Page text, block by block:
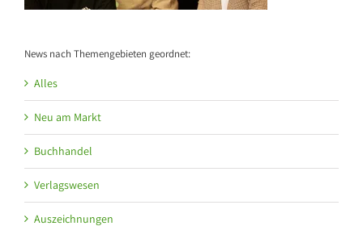
News nach Themengebieten geordnet:
Alles
Neu am Markt
Buchhandel
Verlagswesen
Auszeichnungen